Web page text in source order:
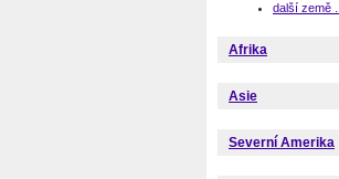
další země ...
Afrika
Asie
Severní Amerika